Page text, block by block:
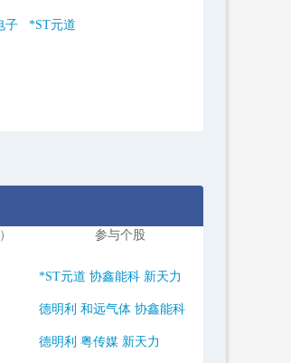
子 *ST元道
参与个股
*ST元道 协鑫能科 新天力
德明利 和远气体 协鑫能科
德明利 粤传媒 新天力